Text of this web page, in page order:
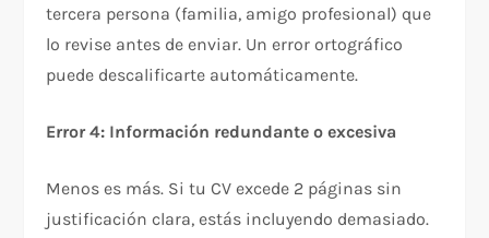
tercera persona (familia, amigo profesional) que
lo revise antes de enviar. Un error ortográfico
puede descalificarte automáticamente.​
Error 4: Información redundante o excesiva
Menos es más. Si tu CV excede 2 páginas sin
justificación clara, estás incluyendo demasiado.